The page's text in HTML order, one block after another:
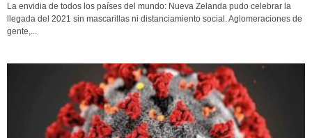
La envidia de todos los países del mundo: Nueva Zelanda pudo celebrar la
llegada del 2021 sin mascarillas ni distanciamiento social. Aglomeraciones de
gente,...